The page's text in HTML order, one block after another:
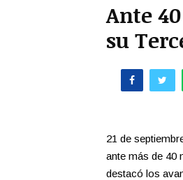
Ante
su
21 de
ante más de 40
destacó los